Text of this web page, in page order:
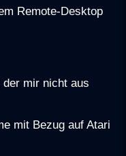
Remote-Desktop
mir nicht aus
mit Bezug auf Atari